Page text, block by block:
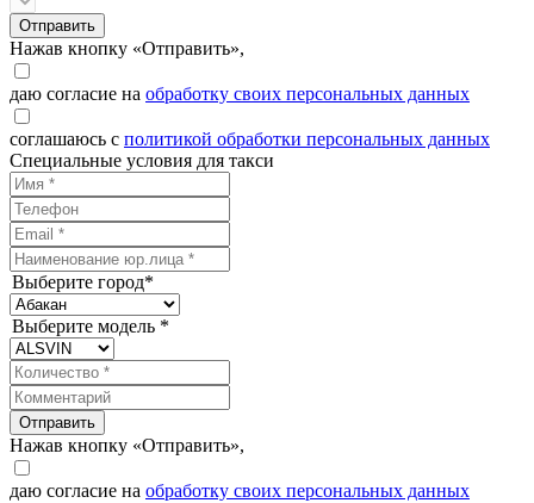
Отправить
Нажав кнопку «Отправить»,
даю согласие на обработку своих персональных данных
соглашаюсь с политикой обработки персональных данных
Специальные условия для такси
Выберите город*
Выберите модель *
Отправить
Нажав кнопку «Отправить»,
даю согласие на обработку своих персональных данных